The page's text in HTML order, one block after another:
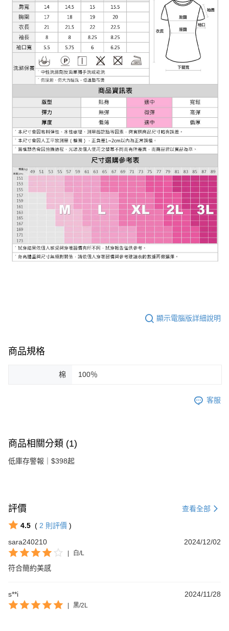
顯示電腦版詳細說明
商品規格
棉 100％
客服
商品相關分類 (1)
低庫存警報｜$398起
評價 查看全部
4.5 ( 2 則評價 )
sara240210
2024/12/02
| 白/L
符合簡約美感
s**i 2024/11/28
| 黑/2L